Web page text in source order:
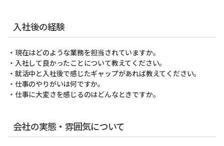
入社後の経験
・現在はどのような業務を担当されていますか。
・入社して良かったことについて教えてください。
・就活中と入社後で感じたギャップがあれば教えてください。
・仕事のやりがいは何ですか。
・仕事に大変さを感じるのはどんなときですか。
会社の実態・雰囲気について